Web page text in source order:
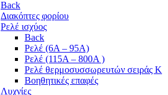
Back
Διακόπτες φορίου
Ρελέ ισχύος
Back
Ρελέ (6A – 95A)
Ρελέ (115A – 800A )
Ρελέ θερμοσυσσωρευτών σειράς Κ
Βοηθητικές επαφές
Λυχνίες